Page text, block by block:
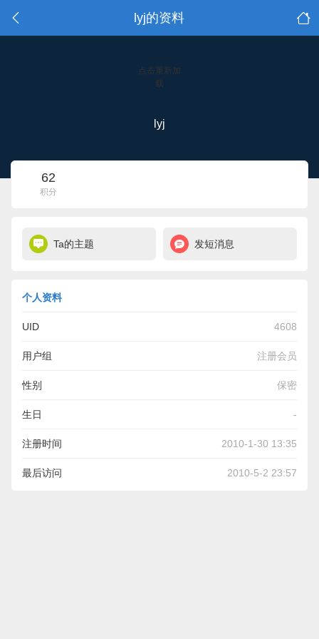
lyj的资料
点击重新加
载
lyj
62
积分
Ta的主题 发短消息
个人资料
UID 4608
用户组 注册会员
性别 保密
生日 -
注册时间 2010-1-30 13:35
最后访问 2010-5-2 23:57